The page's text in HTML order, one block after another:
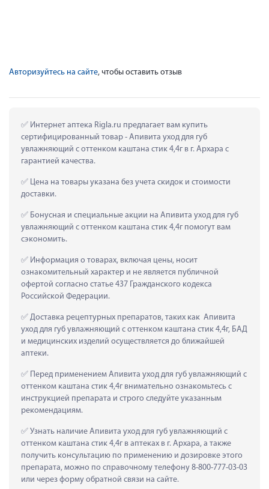
Авторизуйтесь на сайте, чтобы оставить отзыв
Интернет аптека Rigla.ru предлагает вам купить
сертифицированный товар - Апивита уход для губ
увлажняющий с оттенком каштана стик 4,4г в г. Архара с
гарантией качества.
Цена на товары указана без учета скидок и стоимости
доставки.
Бонусная и специальные акции на Апивита уход для губ
увлажняющий с оттенком каштана стик 4,4г помогут вам
сэкономить.
Информация о товарах, включая цены, носит
ознакомительный характер и не является публичной
офертой согласно статье 437 Гражданского кодекса
Российской Федерации.
Доставка рецептурных препаратов, таких как  Апивита
уход для губ увлажняющий с оттенком каштана стик 4,4г, БАД
и медицинских изделий осуществляется до ближайшей
аптеки.
Перед применением Апивита уход для губ увлажняющий с
оттенком каштана стик 4,4г внимательно ознакомьтесь с
инструкцией препарата и строго следуйте указанным
рекомендациям.
Узнать наличие Апивита уход для губ увлажняющий с
оттенком каштана стик 4,4г в аптеках в г. Архара, а также
получить консультацию по применению и дозировке этого
препарата, можно по справочному телефону 8-800-777-03-03
или через форму обратной связи на сайте.